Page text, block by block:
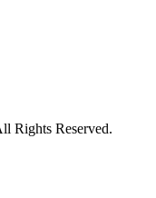
Rights Reserved.